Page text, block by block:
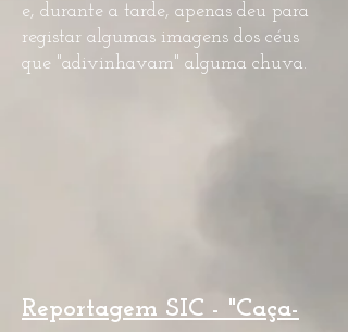
e, durante a tarde, apenas deu para
registar algumas imagens dos céus
que "adivinhavam" alguma chuva.
Reportagem SIC - "Caça-